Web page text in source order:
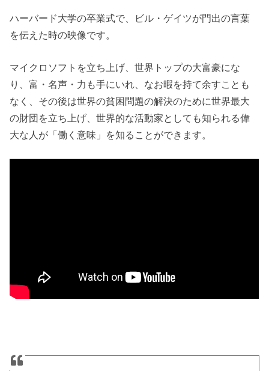
ハーバード大学の卒業式で、ビル・ゲイツが門出の言葉
を伝えた時の映像です。
マイクロソフトを立ち上げ、世界トップの大富豪にな
り、富・名声・力も手にいれ、なお暇を持て余すことも
なく、その後は世界の貧困問題の解決のために世界最大
の財団を立ち上げ、世界的な活動家としても知られる偉
大な人が「働く意味」を知ることができます。